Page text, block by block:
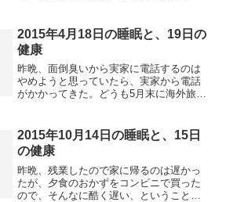
があるから10時半までは起きていたが、
予約を済ませるとすぐ...
2015年4月18日の睡眠と、19日の
健康
昨晩、面倒臭いから実家に電話するのは
やめようと思っていたら、実家から電話
がかかってきた。どうも5月末に海外旅行
いる。時間は余っていたので早くに寝よ
うかと思ったら、iPh...
2015年10月14日の睡眠と、15日
の健康
昨晩、残業したので家に帰るのは遅かっ
たが、夕食のおかずをコンビニで買った
ので、そんなに酷く遅い、ということに